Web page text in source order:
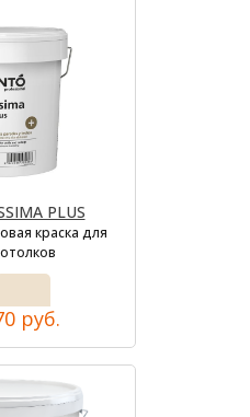
PLUS
краска для
руб.